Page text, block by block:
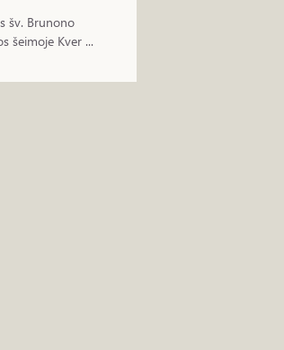
šv. Brunono
šeimoje Kver ...